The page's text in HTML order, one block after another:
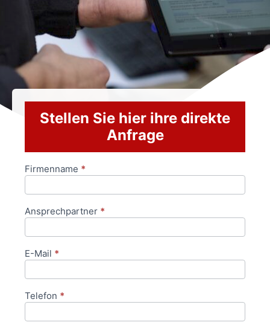
Stellen Sie hier ihre direkte
Anfrage
Anfrageformular
Firmenname *
Ansprechpartner *
E-Mail *
Telefon *